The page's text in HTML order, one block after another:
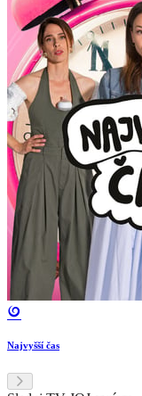
Najvyšší čas